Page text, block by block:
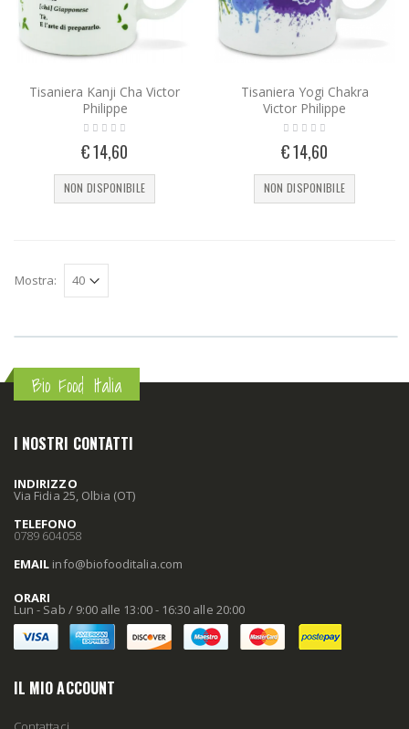
Tisaniera Kanji Cha Victor
Philippe
€ 14,60
NON DISPONIBILE
Tisaniera Yogi Chakra
Victor Philippe
€ 14,60
NON DISPONIBILE
Mostra:
Bio Food Italia
I NOSTRI CONTATTI
INDIRIZZO
Via Fidia 25, Olbia (OT)
TELEFONO
0789 604058
EMAIL info@biofooditalia.com
ORARI
Lun - Sab / 9:00 alle 13:00 - 16:30 alle 20:00
IL MIO ACCOUNT